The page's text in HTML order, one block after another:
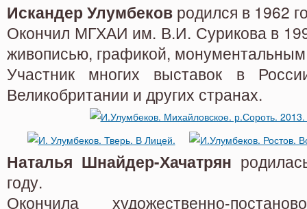
Искандер Улумбеков родился в 1962
Окончил МГХАИ им. В.И. Сурикова в
живописью, графикой, монументальным
Участник многих выставок в
Великобритании и других странах.
Наталья Шнайдер-Хачатрян
году.
Окончила художественно-